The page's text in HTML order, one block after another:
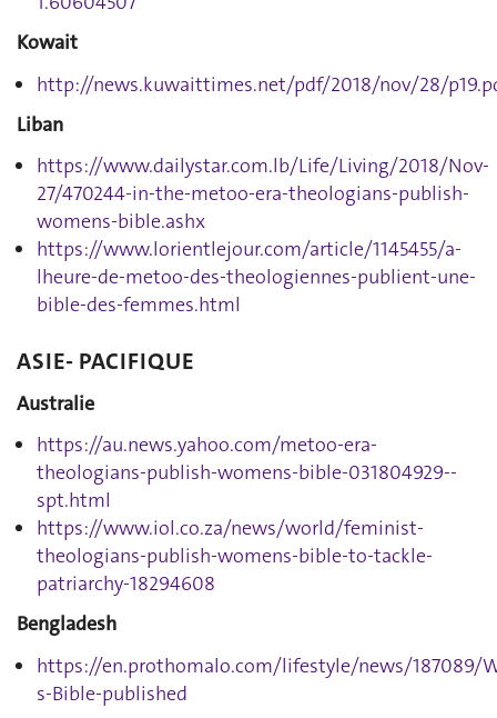
Kowait
http://news.kuwaittimes.net/pdf/2018/nov/28/
Liban
https://www.dailystar.com.lb/Life/Living/2018/Nov-
27/470244-in-the-metoo-era-theologians-publish-
womens-bible.ashx
https://www.lorientlejour.com/article/1145455/a-
lheure-de-metoo-des-theologiennes-publient-une-
bible-des-femmes.html
ASIE- PACIFIQUE
Australie
https://au.news.yahoo.com/metoo-era-
theologians-publish-womens-bible-031804929--
spt.html
https://www.iol.co.za/news/world/feminist-
theologians-publish-womens-bible-to-tackle-
patriarchy-18294608
Bengladesh
https://en.prothomalo.com/lifestyle/news/187089/
s-Bible-published